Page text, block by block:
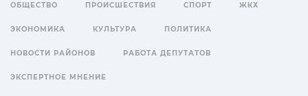
ОБЩЕСТВО ПРОИСШЕСТВИЯ СПОРТ ЖКХ
ЭКОНОМИКА КУЛЬТУРА ПОЛИТИКА
НОВОСТИ РАЙОНОВ РАБОТА ДЕПУТАТОВ
ЭКСПЕРТНОЕ МНЕНИЕ